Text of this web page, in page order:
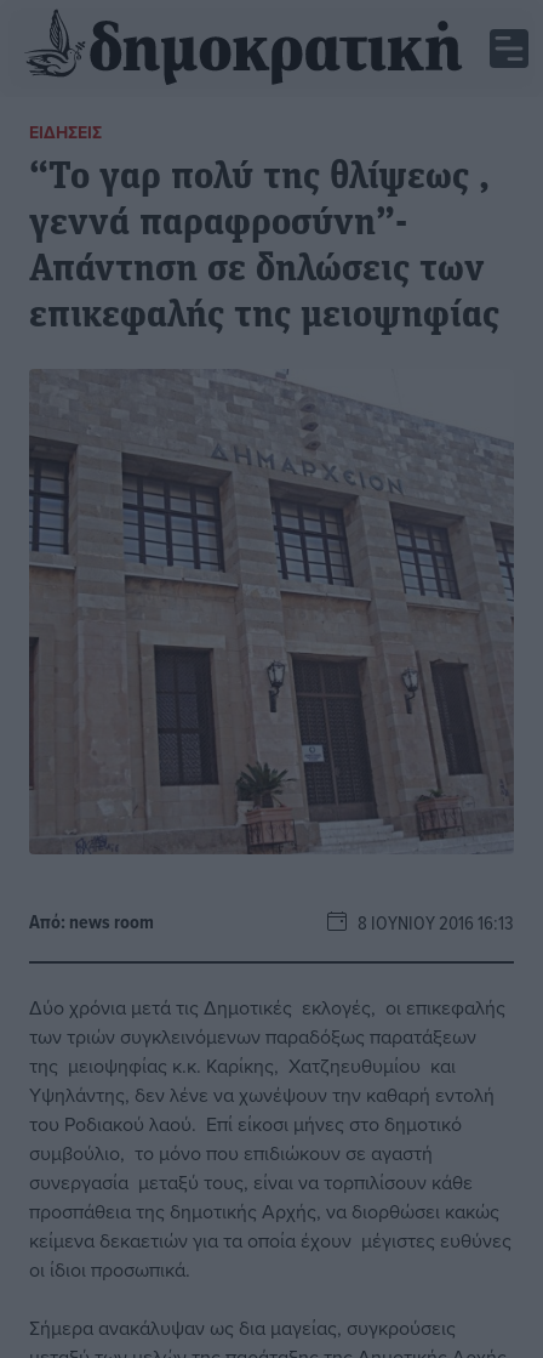
ΕΙΔΉΣΕΙΣ
“Το γαρ πολύ της θλίψεως ,
γεννά παραφροσύνη”-
Απάντηση σε δηλώσεις των
επικεφαλής της μειοψηφίας
Από: news room 8 ΙΟΥΝΊΟΥ 2016 16:13
Δύο χρόνια μετά τις Δημοτικές εκλογές, οι επικεφαλής
των τριών συγκλεινόμενων παραδόξως παρατάξεων
της μειοψηφίας κ.κ. Καρίκης, Χατζηευθυμίου και
Υψηλάντης, δεν λένε να χωνέψουν την καθαρή εντολή
του Ροδιακού λαού. Επί είκοσι μήνες στο δημοτικό
συμβούλιο, το μόνο που επιδιώκουν σε αγαστή
συνεργασία μεταξύ τους, είναι να τορπιλίσουν κάθε
προσπάθεια της δημοτικής Αρχής, να διορθώσει κακώς
κείμενα δεκαετιών για τα οποία έχουν μέγιστες ευθύνες
οι ίδιοι προσωπικά.
Σήμερα ανακάλυψαν ως δια μαγείας, συγκρούσεις